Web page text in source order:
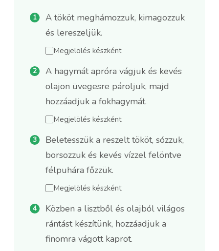
A tököt meghámozzuk, kimagozzuk
és lereszeljük.
Megjelölés készként
A hagymát apróra vágjuk és kevés
olajon üvegesre pároljuk, majd
hozzáadjuk a fokhagymát.
Megjelölés készként
Beletesszük a reszelt tököt, sózzuk,
borsozzuk és kevés vízzel felöntve
félpuhára főzzük.
Megjelölés készként
Közben a lisztből és olajból világos
rántást készítünk, hozzáadjuk a
finomra vágott kaprot.